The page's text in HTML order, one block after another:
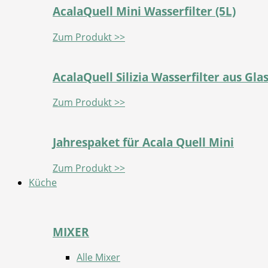
AcalaQuell Mini Wasserfilter (5L)
Zum Produkt >>
AcalaQuell Silizia Wasserfilter aus Glas
Zum Produkt >>
Jahrespaket für Acala Quell Mini
Zum Produkt >>
Küche
MIXER
Alle Mixer